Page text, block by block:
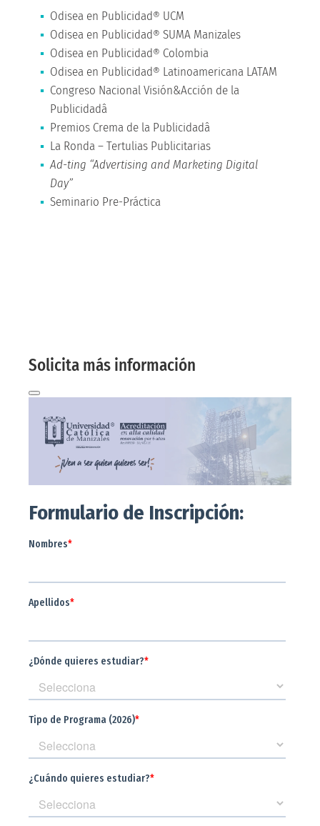
Odisea en Publicidad® UCM
Odisea en Publicidad® SUMA Manizales
Odisea en Publicidad® Colombia
Odisea en Publicidad® Latinoamericana LATAM
Congreso Nacional Visión&Acción de la
Publicidadâ
Premios Crema de la Publicidadâ
La Ronda – Tertulias Publicitarias
Ad-ting “Advertising and Marketing Digital
Day”
Seminario Pre-Práctica
Solicita más información